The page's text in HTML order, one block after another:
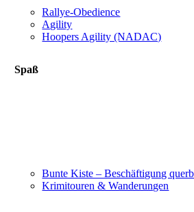
Rallye-Obedience
Agility
Hoopers Agility (NADAC)
Spaß
Bunte Kiste – Beschäftigung
Krimitouren & Wanderungen